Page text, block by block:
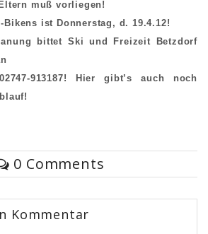
muß vorliegen!
ist Donnerstag, d. 19.4.12!
bittet Ski und Freizeit Betzdorf
913187! Hier gibt’s auch noch
0 Comments
Kommentar